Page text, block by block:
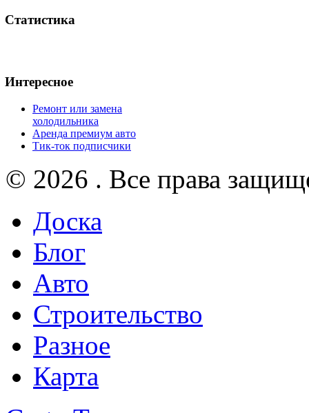
Статистика
Интересное
Ремонт или замена
холодильника
Аренда премиум авто
Тик-ток подписчики
© 2026 . Все права
Доска
Блог
Авто
Строительство
Разное
Карта